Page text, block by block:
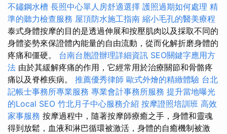
不鏽鋼水槽 長照中心單人房舒適選擇 護照過期如何處理 精
準的聽力檢查服務 屋頂防水施工指南 縮小毛孔的醫美療程
泰式身體按摩的目的是透過伸展和按壓肌肉以及採取不同的
身體姿勢來保證體內能量的自由流動，從而化解折磨身體的
疼痛和僵硬。 台南台胞證辦理詳細資訊 SEO關鍵字應用方
法 由於其緩解疼痛的作用，它經常用於治療關節和骨骼疼
痛以及脊椎疾病。 推薦優秀律師 歐式外燴的精緻體驗 台北
記帳士事務所專業服務 專業會計事務所服務 提升當地曝光
的Local SEO 竹北月子中心服務介紹 按摩證照培訓班 高效
家事服務 按摩過程中，隨著按摩師療癒之手，身體和靈魂
得到放鬆，血液和淋巴循環被激活，身體的自癒機制被激